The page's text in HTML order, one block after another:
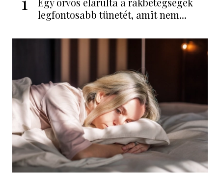
legfontosabb tünetét, amit nem...